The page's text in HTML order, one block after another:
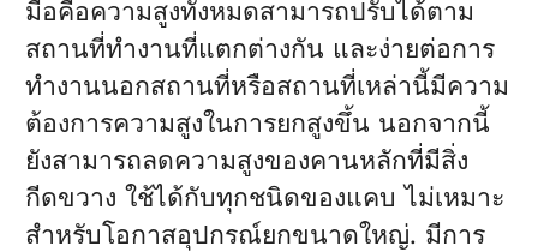
มือคือความสูงทั้งหมดสามารถปรับได้ตาม
สถานที่ทำงานที่แตกต่างกัน และง่ายต่อการ
ทำงานนอกสถานที่หรือสถานที่เหล่านี้มีความ
ต้องการความสูงในการยกสูงขึ้น นอกจากนี้
ยังสามารถลดความสูงของคานหลักที่มีสิ่ง
กีดขวาง ใช้ได้กับทุกชนิดของแคบ ไม่เหมาะ
สำหรับโอกาสอุปกรณ์ยกขนาดใหญ่. มีการ